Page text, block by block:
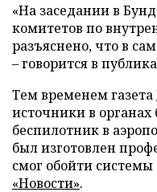
«На заседании в
комитетов по
разъяснено, что в
– говорится в
Тем временем газета
источники в органах
беспилотник в
был изготовлен
смог обойти
«Новости».